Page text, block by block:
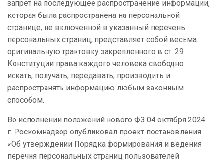
запрет на последующее распространение информации,
которая была распространена на персональной
странице, не включенной в указанный перечень
персональных страниц, представляет собой весьма
оригинальную трактовку закрепленного в ст. 29
Конституции права каждого человека свободно
искать, получать, передавать, производить и
распространять информацию любым законным
способом.
Во исполнении положений нового ФЗ 04 октября 2024
г. Роскомнадзор опубликовал проект постановления
«Об утверждении Порядка формирования и ведения
перечня персональных страниц пользователей